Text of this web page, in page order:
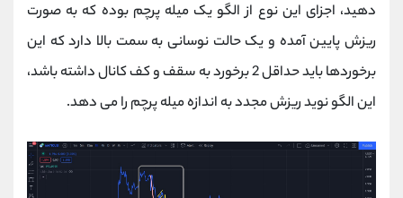
دهید، اجزای این نوع از الگو یک میله پرچم بوده که به صورت
ریزش پایین آمده و یک حالت نوسانی به سمت بالا دارد که این
برخوردها باید حداقل 2 برخورد به سقف و کف کانال داشته باشد،
این الگو نوید ریزش مجدد به اندازه میله پرچم را می دهد.